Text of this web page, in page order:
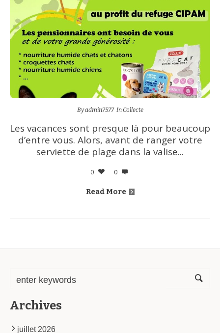
Byadmin7577 InCollecte
Les vacances sont presque là pour beaucoup
d’entre vous. Alors, avant de ranger votre
serviette de plage dans la valise...
0 0
Read More
Archives
juillet 2026